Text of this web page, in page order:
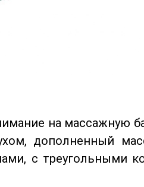
на массажную
дополненный
с треугольными